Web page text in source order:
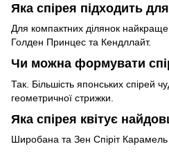
Яка спірея підходить
Для компактних ділянок найкраще
Голден Принцес та Кендллайт.
Чи можна формувати
Так. Більшість японських спірей
геометричної стрижки.
Яка спірея квітує
Широбана та Зен Спіріт Карамель